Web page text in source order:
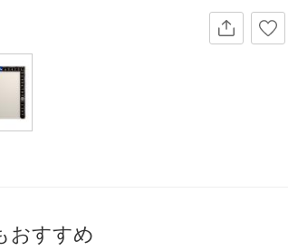
おすすめ